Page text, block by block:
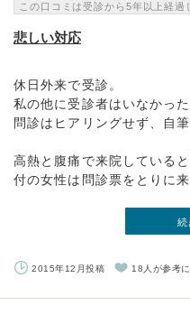
この口コミは受診から5年以上経過
悲しい対応
休日外来で受診。
私の他に受診者はいなかった
問診はヒアリングせず、自
高熱と腹痛で来院している
付の女性は問診票をとりに
続
2015年12月投稿 18人が参考